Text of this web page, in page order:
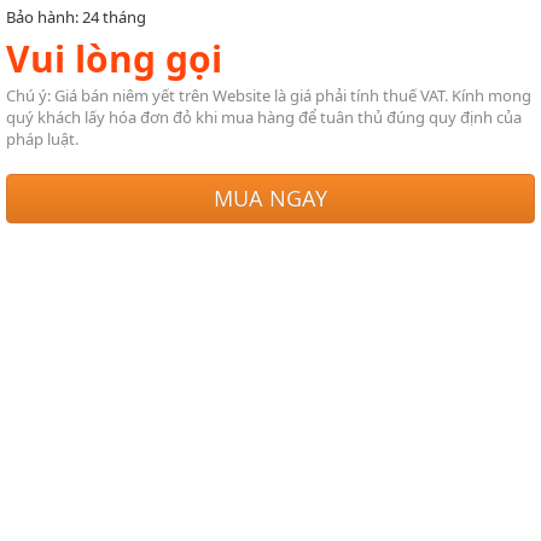
Bảo hành: 24 tháng
Vui lòng gọi
Chú ý: Giá bán niêm yết trên Website là giá phải tính thuế VAT. Kính mong
quý khách lấy hóa đơn đỏ khi mua hàng để tuân thủ đúng quy định của
pháp luật.
MUA NGAY